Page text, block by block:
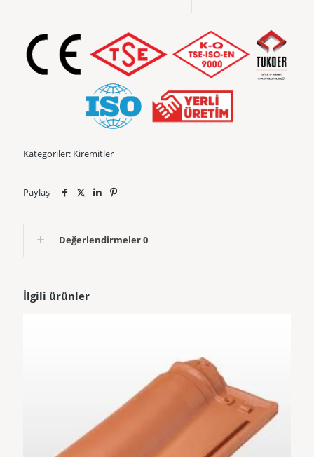
Kategoriler: Kiremitler
Paylaş
Değerlendirmeler0
İlgili ürünler